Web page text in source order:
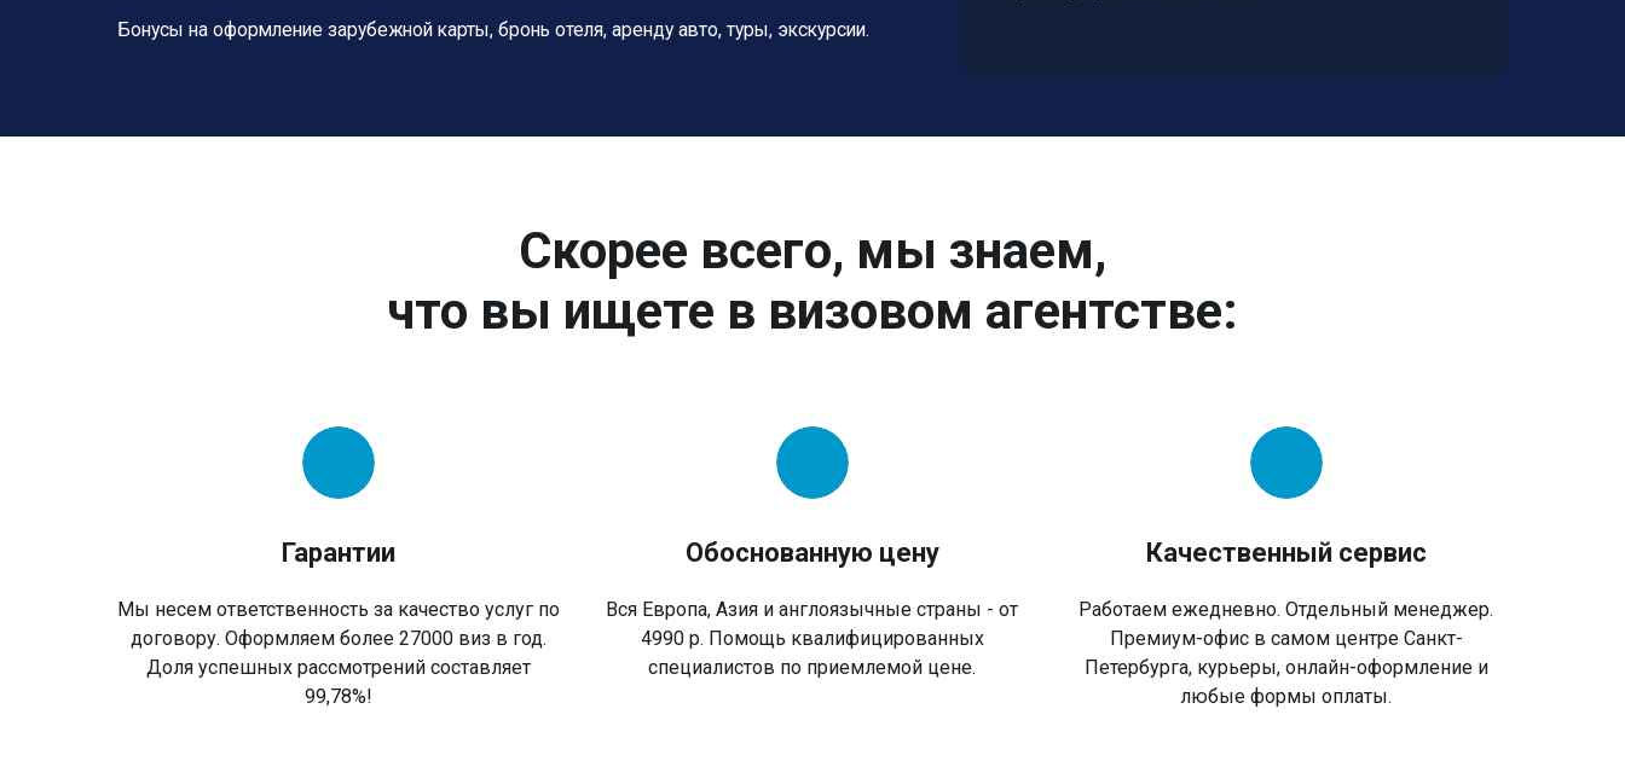
Бонусы на оформление зарубежной карты, бронь отеля, аренду авто, туры, экскурсии.
Скорее всего, мы знаем,
что вы ищете в визовом агентстве:
Гарантии
Мы несем ответственность за качество услуг по
договору. Оформляем более 27000 виз в год.
Доля успешных рассмотрений составляет
99,78%!
Обоснованную цену
Вся Европа, Азия и англоязычные страны - от
4990 р. Помощь квалифицированных
специалистов по приемлемой цене.
Качественный сервис
Работаем ежедневно. Отдельный менеджер.
Премиум-офис в самом центре Санкт-
Петербурга, курьеры, онлайн-оформление и
любые формы оплаты.